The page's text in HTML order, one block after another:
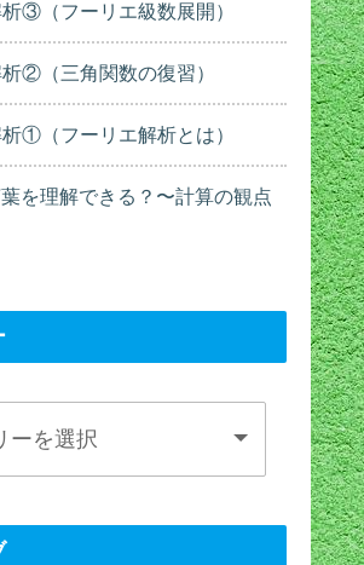
③（フーリエ級数展開）
②（三角関数の復習）
①（フーリエ解析とは）
を理解できる？〜計算の観点